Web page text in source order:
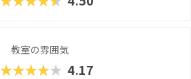
教室の雰囲気
★★★★★ 4.17